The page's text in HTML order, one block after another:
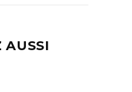
AUSSI